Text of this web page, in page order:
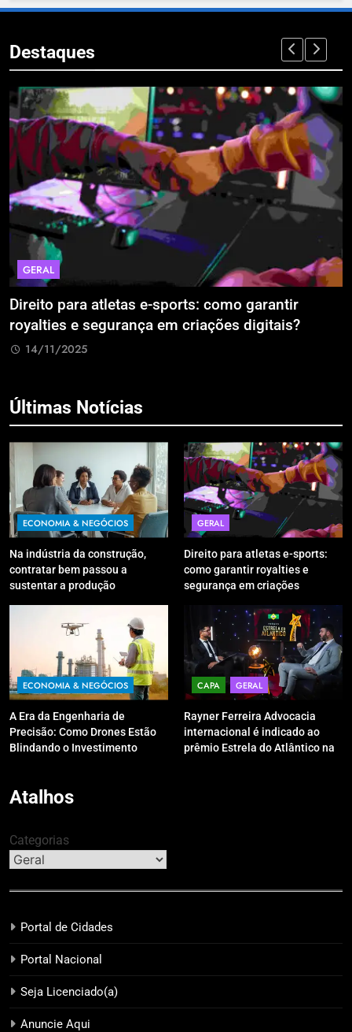
Destaques
GERAL
Direito para atletas e-sports: como garantir
royalties e segurança em criações digitais?
14/11/2025
Últimas Notícias
ECONOMIA & NEGÓCIOS
Na indústria da construção,
contratar bem passou a
sustentar a produção
GERAL
Direito para atletas e-sports:
como garantir royalties e
segurança em criações
ECONOMIA & NEGÓCIOS
A Era da Engenharia de
Precisão: Como Drones Estão
Blindando o Investimento
CAPA GERAL
Rayner Ferreira Advocacia
internacional é indicado ao
prêmio Estrela do Atlântico na
Atalhos
Categorias
Portal de Cidades
Portal Nacional
Seja Licenciado(a)
Anuncie Aqui